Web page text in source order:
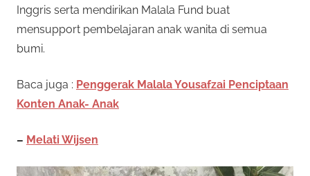
Inggris serta mendirikan Malala Fund buat
mensupport pembelajaran anak wanita di semua
bumi.
Baca juga : Penggerak Malala Yousafzai Penciptaan
Konten Anak- Anak
– Melati Wijsen